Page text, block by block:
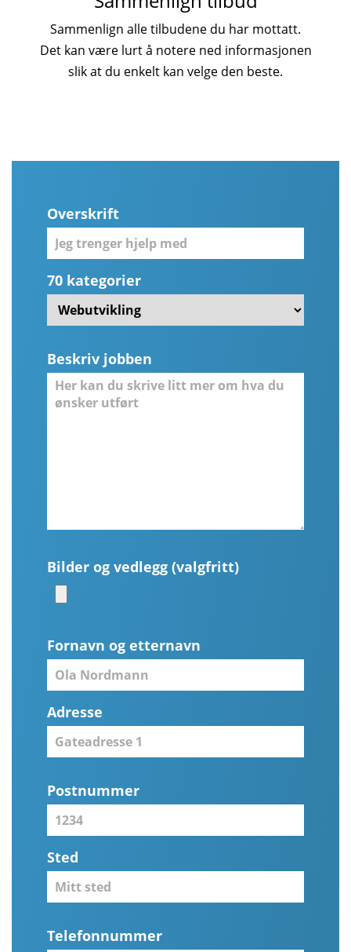
Sammenlign alle tilbudene du har mottatt.
Det kan være lurt å notere ned informasjonen
slik at du enkelt kan velge den beste.
Overskrift
70 kategorier
Beskriv jobben
Bilder og vedlegg (valgfritt)
Fornavn og etternavn
Adresse
Postnummer
Sted
Telefonnummer